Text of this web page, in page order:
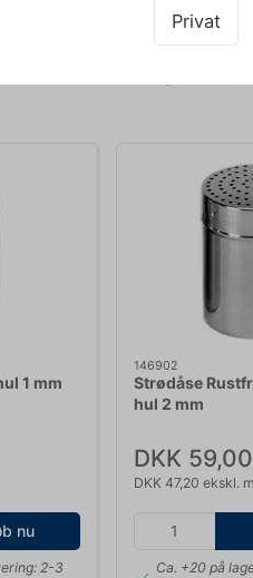
Privat
1 mm
nu
2-3
146902
Strødåse
hul 2 mm
DKK 59,00
DKK 47,20 ekskl.
Ca. +20 på